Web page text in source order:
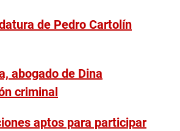
de Pedro Cartolín
abogado de Dina
criminal
aptos para participar